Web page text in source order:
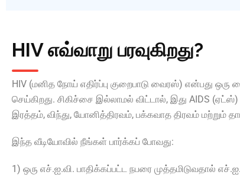
HIV எவ்வாறு பரவுகிறது?
HIV (மனித நோய் எதிர்ப்பு குறைபாடு வைரஸ்) என்பது
செய்கிறது. சிகிச்சை இல்லாமல் விட்டால், இது AIDS
இரத்தம், விந்து, யோனித்திரவம், பக்கவாத திரவம் மற்றும்
இந்த வீடியோவில் நீங்கள் பார்க்கப் போவது:
1) ஒரு எச்‌.ஐ.வி. பாதிக்கப்பட்ட நபரை முத்தமிடுவதால்